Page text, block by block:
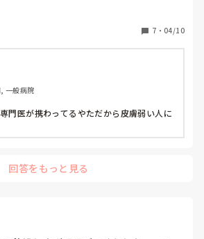
7 ・ 04/10
一般病院
門医が携わってるやただから皮膚弱い人に
回答をもっと見る